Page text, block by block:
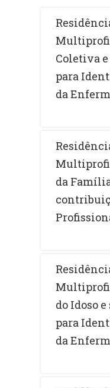
Coletiva
para
da
da
do Idoso
para
da